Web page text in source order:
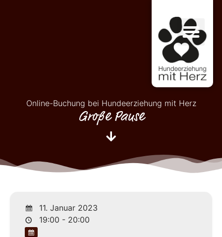
Online-Buchung bei Hundeerziehung mit Herz
Große Pause
11. Januar 2023
19:00 - 20:00